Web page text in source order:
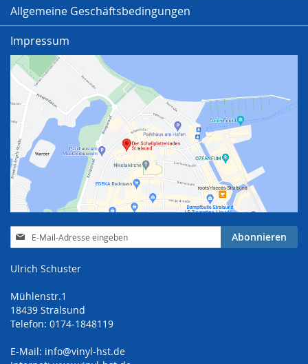
Allgemeine Geschäftsbedingungen
Impressum
Anmeldung
zum
Abonnieren
Ulrich Schuster
Mühlenstr.1
18439 Stralsund
Telefon: 0174-1848119
E-Mail: info@vinyl-hst.de